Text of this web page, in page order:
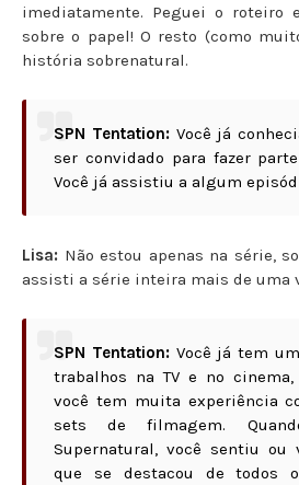
imediatamente. Peguei o
sobre o papel! O resto (como
história sobrenatural.
SPN Tentation: Você já
ser convidado para fazer
Você já assistiu a algum
Lisa: Não estou apenas na série,
assisti a série inteira mais de uma
SPN Tentation:Você já tem
trabalhos na TV e no
você tem muita experiência
sets de filmagem.
Supernatural, você sentiu ou
que se destacou de todos